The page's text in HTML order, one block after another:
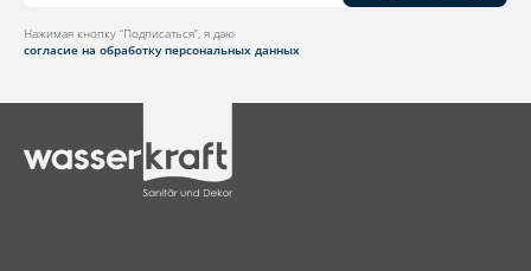
Нажимая кнопку “Подписаться”, я даю
согласие на обработку персональных данных